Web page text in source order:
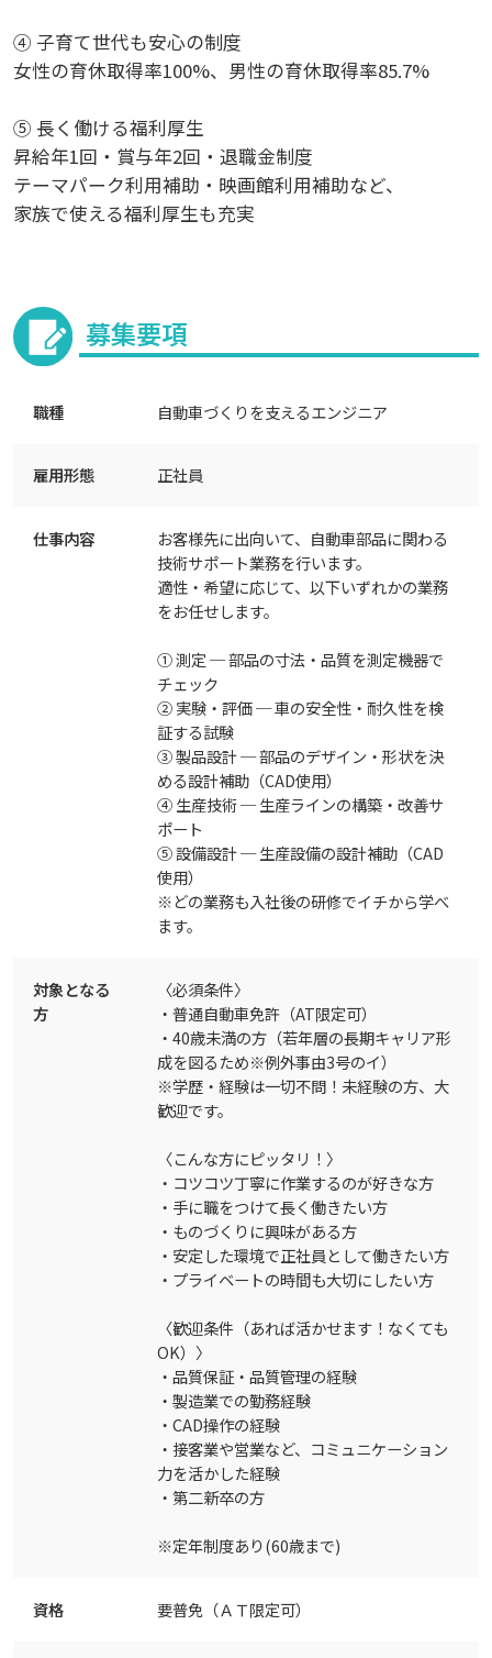
④ 子育て世代も安心の制度
女性の育休取得率100%、男性の育休取得率85.7%
⑤ 長く働ける福利厚生
昇給年1回・賞与年2回・退職金制度
テーマパーク利用補助・映画館利用補助など、
家族で使える福利厚生も充実
募集要項
職種 自動車づくりを支えるエンジニア
雇用形態 正社員
仕事内容
お客様先に出向いて、自動車部品に関わる
技術サポート業務を行います。
適性・希望に応じて、以下いずれかの業務
をお任せします。
① 測定 ─ 部品の寸法・品質を測定機器で
チェック
② 実験・評価 ─ 車の安全性・耐久性を検
証する試験
③ 製品設計 ─ 部品のデザイン・形状を決
める設計補助（CAD使用）
④ 生産技術 ─ 生産ラインの構築・改善サ
ポート
⑤ 設備設計 ─ 生産設備の設計補助（CAD
使用）
※どの業務も入社後の研修でイチから学べ
ます。
対象となる
方
〈必須条件〉
・普通自動車免許（AT限定可）
・40歳未満の方（若年層の長期キャリア形
成を図るため※例外事由3号のイ）
※学歴・経験は一切不問！未経験の方、大
歓迎です。
〈こんな方にピッタリ！〉
・コツコツ丁寧に作業するのが好きな方
・手に職をつけて長く働きたい方
・ものづくりに興味がある方
・安定した環境で正社員として働きたい方
・プライベートの時間も大切にしたい方
〈歓迎条件（あれば活かせます！なくても
OK）〉
・品質保証・品質管理の経験
・製造業での勤務経験
・CAD操作の経験
・接客業や営業など、コミュニケーション
力を活かした経験
・第二新卒の方
※定年制度あり(60歳まで)
資格 要普免（ＡＴ限定可）